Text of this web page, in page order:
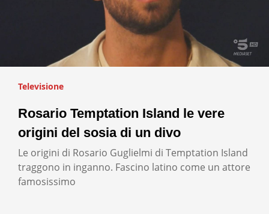
Televisione
Rosario Temptation Island le vere
origini del sosia di un divo
Le origini di Rosario Guglielmi di Temptation Island
traggono in inganno. Fascino latino come un attore
famosissimo